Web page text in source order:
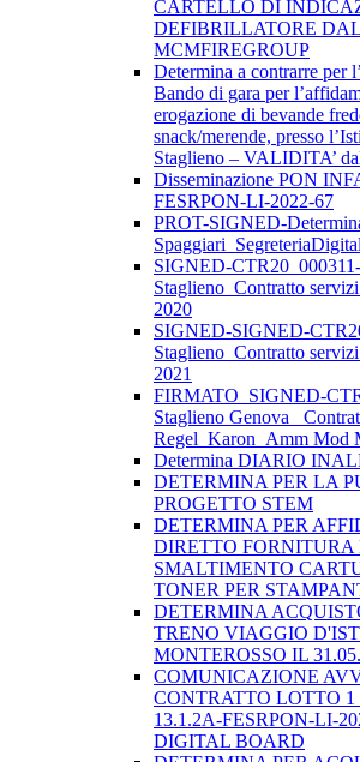
CARTELLO DI
DEFIBRILLATORE
MCMFIREGROUP
Determina a contrarre per
Bando di gara per
erogazione di bevande
snack/merende, presso
Staglieno – VALIDITA’
Disseminazione PON
FESRPON-LI-2022-67
PROT-SIGNED-
SIGNED-
Staglieno_Contratto
2020
SIGNED-SIGNED-
Staglieno_Contratto
2021
FIRMATO_SIGNED-
Staglieno Genova_
Regel_Karon_Amm Mod
Determina DIARIO
DETERMINA PER LA
PROGETTO STEM
DETERMINA PER
DIRETTO FORNITURA
SMALTIMENTO
TONER PER
DETERMINA
TRENO VIAGGIO
MONTEROSSO IL
COMUNICAZIONE
CONTRATTO LOTTO 1
13.1.2A-FESRPON-LI-
DIGITAL BOARD